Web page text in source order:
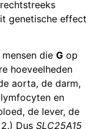
rechtstreeks
genetische effect
die G op
hoeveelheden
aorta, de darm,
en
de lever, de
Dus SLC25A15